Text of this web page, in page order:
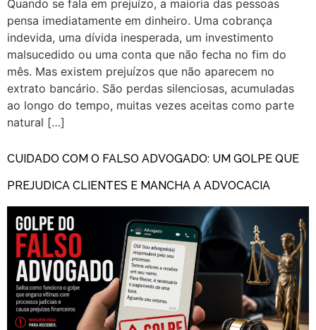
Quando se fala em prejuízo, a maioria das pessoas
pensa imediatamente em dinheiro. Uma cobrança
indevida, uma dívida inesperada, um investimento
malsucedido ou uma conta que não fecha no fim do
mês. Mas existem prejuízos que não aparecem no
extrato bancário. São perdas silenciosas, acumuladas
ao longo do tempo, muitas vezes aceitas como parte
natural […]
CUIDADO COM O FALSO ADVOGADO: UM GOLPE QUE
PREJUDICA CLIENTES E MANCHA A ADVOCACIA